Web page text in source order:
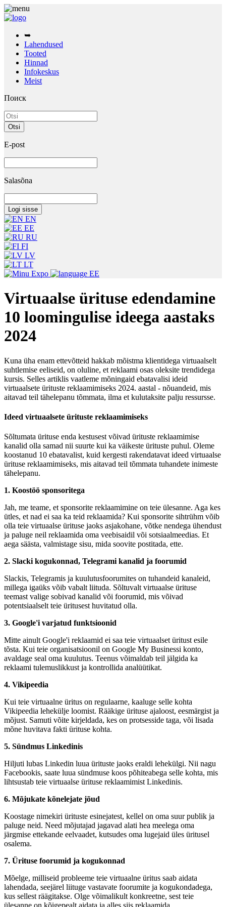
➥
Lahendused
Tooted
Hinnad
Infokeskus
Meist
Поиск
E-post
Salasõna
EN
EE
RU
FI
LV
LT
EE
Virtuaalse ürituse edendamine
10 loomingulise ideega aastaks
2024
Kuna üha enam ettevõtteid hakkab mõistma klientidega virtuaalselt
suhtlemise eeliseid, on oluline, et reklaami osas oleksite trendidega
kursis. Selles artiklis vaatleme mõningaid ebatavalisi ideid
virtuaalsete ürituste reklaamimiseks 2024. aastal - nõuandeid, mis
aitavad teil tähelepanu tõmmata, ilma et kulutaksite palju ressursse.
Ideed virtuaalsete ürituste reklaamimiseks
Sõltumata ürituse enda kestusest võivad ürituste reklaamimise
kanalid olla samad nii suurte kui ka väikeste ürituste puhul. Oleme
koostanud 10 ebatavalist, kuid kergesti rakendatavat ideed virtuaalse
ürituse reklaamimiseks, mis aitavad teil tõmmata tuhandete inimeste
tähelepanu.
1. Koostöö sponsoritega
Jah, me teame, et sponsorite reklaamimine on teie ülesanne. Aga kes
ütles, et nad ei saa ka teid reklaamida? Kui sponsorite sihtrühm võib
olla teie virtuaalse ürituse jaoks asjakohane, võtke nendega ühendust
ja paluge neil reklaamida oma veebisaidil või sotsiaalmeedias. Et
aega säästa, valmistage sisu, mida soovite postitada, ette.
2. Slacki kogukonnad, Telegrami kanalid ja foorumid
Slackis, Telegramis ja kuulutusfoorumites on tuhandeid kanaleid,
millega igaüks võib vabalt liituda. Sõltuvalt virtuaalse ürituse
teemast valige sobivad kanalid või foorumid, mis võivad
potentsiaalselt teie üritusest huvitatud olla.
3. Google'i varjatud funktsioonid
Mitte ainult Google'i reklaamid ei saa teie virtuaalset üritust esile
tõsta. Kui teie organisatsioonil on Google My Businessi konto,
avaldage seal oma kuulutus. Teenus võimaldab teil jälgida ka
reklaami tulemuslikkust ja kontrollida analüütikat.
4. Vikipeedia
Kui teie virtuaalne üritus on regulaarne, kaaluge selle kohta
Vikipeedia lehekülje loomist. Rääkige ürituse ajaloost, eesmärgist ja
mõjust. Samuti võite kirjeldada, kes on protsesside taga, või lisada
mõne huvitava fakti ürituse kohta.
5. Sündmus Linkedinis
Hiljuti lubas Linkedin luua ürituste jaoks eraldi lehekülgi. Nii nagu
Facebookis, saate luua sündmuse koos põhiteabega selle kohta, mis
lihtsustab teie virtuaalse ürituse reklaamimist Linkedinis.
6. Mõjukate kõnelejate jõud
Koostage nimekiri ürituste esinejatest, kellel on oma suur publik ja
paluge neid. Need mõjutajad jagavad alati hea meelega oma
järgmise ettekande eelvaadet, kutsudes oma lugejaid üles üritusel
osalema.
7. Ürituse foorumid ja kogukonnad
Mõelge, milliseid probleeme teie virtuaalne üritus saab aidata
lahendada, seejärel liituge vastavate foorumite ja kogukondadega,
kus sellest räägitakse. Olge võimalikult konkreetne, sest teie